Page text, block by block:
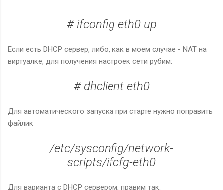
# ifconfig eth0 up
Если есть DHCP сервер, либо, как в моем случае - NAT на
виртуалке, для получения настроек сети рубим:
# dhclient eth0
Для автоматического запуска при старте нужно поправить
файлик
/etc/sysconfig/network-
scripts/ifcfg-eth0
Для варианта с DHCP сервером, правим так: